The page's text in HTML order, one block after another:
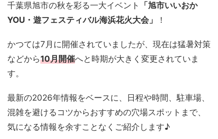
千葉県旭市の秋を彩る一大イベント
「旭市いいおか
YOU・遊フェスティバル海浜花火大会」
！
かつては7月に開催されていましたが、現在は猛暑対策
などから10月開催へと時期が大きく変更されていま
す。
最新の2026年情報をベースに、日程や時間、駐車場、
混雑を避けるコツからおすすめの穴場スポットまで、
気になる情報を余すことなくご紹介します♪